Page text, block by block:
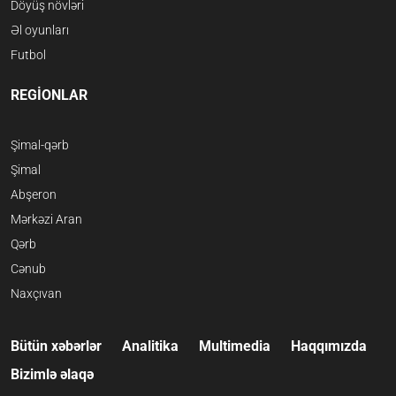
Döyüş növləri
Əl oyunları
Futbol
REGİONLAR
Şimal-qərb
Şimal
Abşeron
Mərkəzi Aran
Qərb
Cənub
Naxçıvan
Bütün xəbərlər Analitika Multimedia
Haqqımızda
Bizimlə əlaqə